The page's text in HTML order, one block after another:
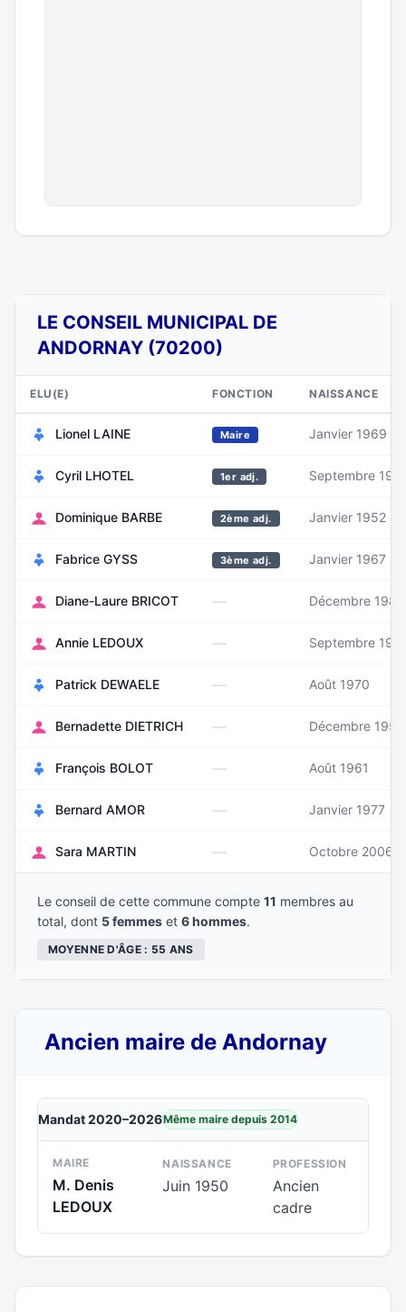
LE CONSEIL MUNICIPAL DE
ANDORNAY (70200)
ELU(E) FONCTION NAISSANCE
Lionel LAINE Maire Janvier 1969
Cyril LHOTEL 1er adj. Septembre
Dominique BARBE 2ème adj. Janvier 1952
Fabrice GYSS 3ème adj. Janvier 1967
Diane-Laure BRICOT — Décembre 1989
Annie LEDOUX — Septembre
Patrick DEWAELE — Août 1970
Bernadette DIETRICH — Décembre 1958
François BOLOT — Août 1961
Bernard AMOR — Janvier 1977
Sara MARTIN — Octobre 2006
Le conseil de cette commune compte 11 membres au
total, dont 5 femmes et 6 hommes.
MOYENNE D'ÂGE : 55 ANS
Ancien maire de Andornay
Mandat 2020–2026Même maire depuis 2014
MAIRE
M. Denis
LEDOUX
NAISSANCE
Juin 1950
PROFESSION
Ancien
cadre